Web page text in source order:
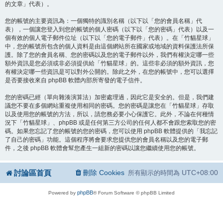
的文章」代表）。
您的帳號的主要資訊為：一個獨特的識別名稱（以下以「您的會員名稱」代
表），一個讓您登入到您的帳號的個人密碼（以下以「您的密碼」代表）以及一
個有效的個人電子郵件位址（以下以「您的電子郵件」代表）。在「竹貓星球」
中，您的帳號所包含的個人資料是由這個網站所在國家或地域的資料保護法所保
護。除了您的會員名稱、您的密碼以及您的電子郵件以外，我們有權決定哪一些
額外資訊是您必須或非必須提供給「竹貓星球」的。這些非必須的額外資訊，您
有權決定哪一些資訊是可以對外公開的。除此之外，在您的帳號中，您可以選擇
是否要接收來自 phpBB 軟體內部所寄發的電子信件。
您的密碼已經（單向雜湊演算法）加密處理過，因此它是安全的。但是，我們建
議您不要在多個網站重複使用相同的密碼。您的密碼是讓您在「竹貓星球」存取
以及使用您的帳號的方法，所以，請您務必要小心保護它。此外，不論在何種情
況下「竹貓星球」、phpBB 或是任何第三方公司的任何人都不會跟您索取您的密
碼。如果您忘記了您的帳號的您的密碼，您可以使用 phpBB 軟體提供的「我忘記
了自己的密碼」功能。這個程序將會要求您提供您的會員名稱以及您的電子郵
件，之後 phpBB 軟體會幫您產生一組新的密碼以讓您繼續使用您的帳號。
討論區首頁 所有顯示的時間為 UTC+08:00
刪除 Cookies
Powered by phpBB® Forum Software © phpBB Limited